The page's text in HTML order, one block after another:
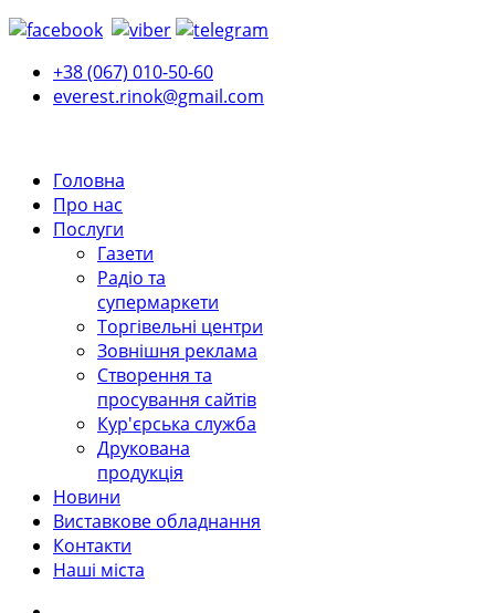
+38 (067) 010-50-60
everest.rinok@gmail.com
Головна
Про нас
Послуги
Газети
Радіо та
супермаркети
Торгівельні центри
Зовнішня реклама
Створення та
просування сайтів
Кур'єрська служба
Друкована
продукція
Новини
Виставкове обладнання
Контакти
Наші міста